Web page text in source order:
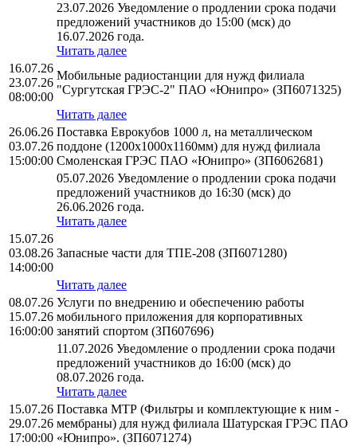
23.07.2026 Уведомление о продлении срока подачи
предложений участников до 15:00 (мск) до
16.07.2026 года.
Читать далее
16.07.26
23.07.26
08:00:00
Мобильные радиостанции для нужд филиала
"Сургутская ГРЭС-2" ПАО «Юнипро» (ЗП6071325)
Читать далее
26.06.26
03.07.26
15:00:00
Поставка Еврокубов 1000 л, на металлическом
поддоне (1200х1000х1160мм) для нужд филиала
Смоленская ГРЭС ПАО «Юнипро» (ЗП6062681)
05.07.2026 Уведомление о продлении срока подачи
предложений участников до 16:30 (мск) до
26.06.2026 года.
Читать далее
15.07.26
03.08.26
14:00:00
Запасные части для ТПЕ-208 (ЗП6071280)
Читать далее
08.07.26
15.07.26
16:00:00
Услуги по внедрению и обеспечению работы
мобильного приложения для корпоративных
занятий спортом (ЗП607696)
11.07.2026 Уведомление о продлении срока подачи
предложений участников до 16:00 (мск) до
08.07.2026 года.
Читать далее
15.07.26
29.07.26
17:00:00
Поставка МТР (Фильтры и комплектующие к ним -
мембраны) для нужд филиала Шатурская ГРЭС ПАО
«Юнипро». (ЗП6071274)